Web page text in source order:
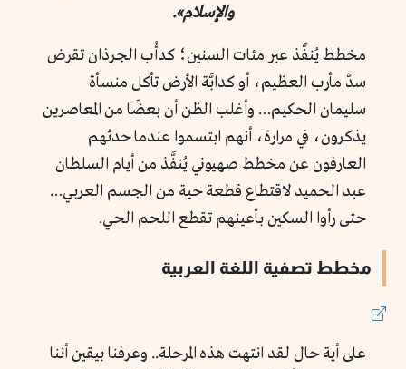
والإسلام».
مخطط يُنفَّذ عبر مئات السنين؛ كدأْب الجرذان تقرض
سدَّ مأرب العظيم، أو كدابَّة الأرض تأكل منسأة
سليمان الحكيم… وأغلب الظن أن بعضًا من المعاصرين
يذكرون، في مرارة، أنهم ابتسموا عندما حدثهم
العارفون عن مخطط صهيوني يُنفَّذ من أيام السلطان
عبد الحميد لاقتطاع قطعة حية من الجسم العربي…
حتى رأوا السكين بأعينهم تقطع اللحم الحي.
مخطط تصفية اللغة العربية
على أية حال لقد انتهت هذه المرحلة.. وعرفنا بيقين أننا